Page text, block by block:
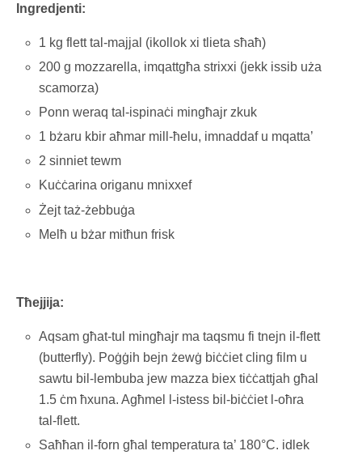
Ingredjenti:
1 kg flett tal-majjal (ikollok xi tlieta sħaħ)
200 g mozzarella, imqattgħa strixxi (jekk issib uża
scamorza)
Ponn weraq tal-ispinaċi mingħajr zkuk
1 bżaru kbir aħmar mill-ħelu, imnaddaf u mqatta’
2 sinniet tewm
Kuċċarina origanu mnixxef
Żejt taż-żebbuġa
Melħ u bżar mitħun frisk
Tħejjija:
Aqsam għat-tul mingħajr ma taqsmu fi tnejn il-flett
(butterfly). Poġġih bejn żewġ biċċiet cling film u
sawtu bil-lembuba jew mazza biex tiċċattjah għal
1.5 ċm ħxuna. Agħmel l-istess bil-biċċiet l-oħra
tal-flett.
Saħħan il-forn għal temperatura ta’ 180°C. idlek